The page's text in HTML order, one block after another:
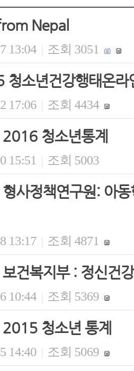
Nepal
13:04 | 조회 3051
청소년건강행태온라
17:06 | 조회 4434
2016 청소년통계
15:51 | 조회 5003
형사정책연구원: 아
13:17 | 조회 4871
보건복지부 : 정신건
10:44 | 조회 5369
2015 청소년 통계
14:40 | 조회 5069